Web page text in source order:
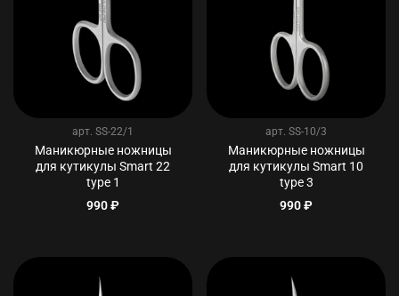
арт. SS-22/1
Маникюрные ножницы
для кутикулы Smart 22
type 1
990 ₽
арт. SS-10/3
Маникюрные ножницы
для кутикулы Smart 10
type 3
990 ₽